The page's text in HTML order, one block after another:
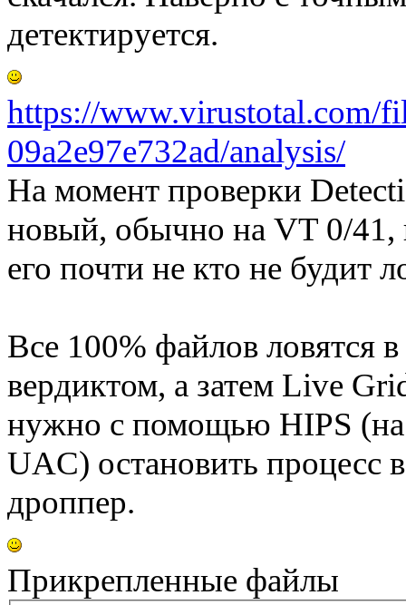
детектируется.
https://www.virustotal.com/
­09a2e97e732ad/analysis/
На момент проверки
новый, обычно на VT 0/41,
его почти не кто не будит
Все 100% файлов ловятся
вердиктом, а затем Live
нужно с помощью HIPS (на
UAC) остановить процесс
дроппер.
Прикрепленные файлы